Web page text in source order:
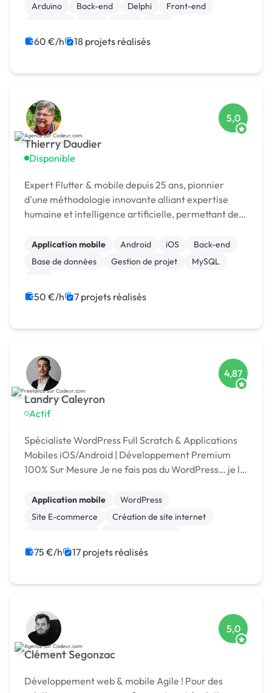
Arduino
Back-end Delphi
Front-end
60 €/h 18 projets réalisés
Thierry Daudier
Disponible
5,0
Expert Flutter & mobile depuis 25 ans, pionnier
d'une méthodologie innovante alliant expertise
humaine et intelligence artificielle, permettant de
Application mobile Android iOS
Back-end
Base de données
Gestion de projet
MySQL
50 €/h 7 projets réalisés
Landry Caleyron
Actif
4,87
Spécialiste WordPress Full Scratch & Applications
Mobiles iOS/Android | Développement Premium
100% Sur Mesure Je ne fais pas du WordPress… je le
poche
Application mobile
WordPress
Site E-commerce
Création de site internet
Modules et composants
Android
75 €/h 17 projets réalisés
Clément Segonzac
5,0
Développement web & mobile Agile ! Pour des